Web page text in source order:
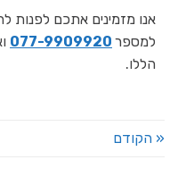
אנו מזמינים אתכם לפנות
למספר 077-9909920
הללו.
« הקודם